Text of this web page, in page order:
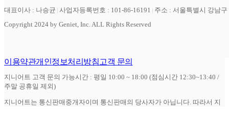
대표이사 : 나승균 사업자등록번호 : 101-86-16191
주소 : 서울특별시 강남
Copyright 2024 by Geniet, Inc. ALL Rights Reserved
이용약관개인정보처리방침고객 문의
지니어트 고객 문의 가능시간 : 평일 10:00 ~ 18:00 (점심시간 12:30~13:40 /
주말 공휴일 제외)
지니어트는 통신판매중개자이며 통신판매의 당사자가 아닙니다. 따라서 지